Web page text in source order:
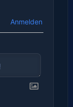
Anmelden